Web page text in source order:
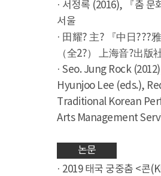
· 서정록 (2016), 『춤
서울
· 田耀? 主? 『中日???
（全2?） 上海音?出版
· Seo. Jung Rock
Hyunjoo Lee (eds.),
Traditional Korean
Arts Management
논문
· 2019 태국 궁중춤 <콘